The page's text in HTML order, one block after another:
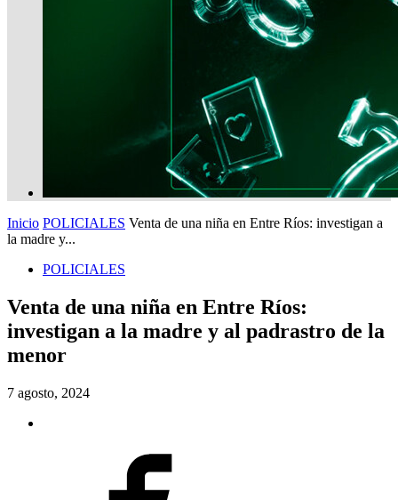
Inicio POLICIALES Venta de una niña en Entre Ríos: investigan a
la madre y...
POLICIALES
Venta de una niña en Entre Ríos:
investigan a la madre y al padrastro de la
menor
7 agosto, 2024